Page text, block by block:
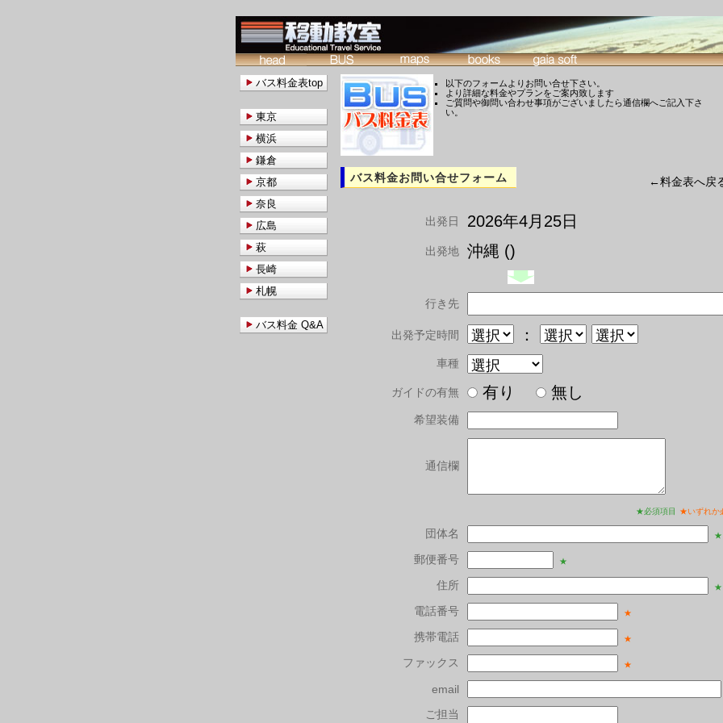
以下のフォームよりお問い合せ下さい。
より詳細な料金やプランをご案内致します
ご質問や御問い合わせ事項がございましたら通信欄へご記入下さ
い。
バス料金お問い合せフォーム ←料金表へ戻
出発日 2026年4月25日
出発地 沖縄 ()
行き先
出発予定時間 ：
車種
ガイドの有無 有り 無し
希望装備
通信欄
★必須項目 ★いずれか
団体名 ★
郵便番号 ★
住所 ★
電話番号 ★
携帯電話 ★
ファックス ★
email
ご担当
バス料金表top
東京
横浜
鎌倉
京都
奈良
広島
萩
長崎
札幌
バス料金 Q&A